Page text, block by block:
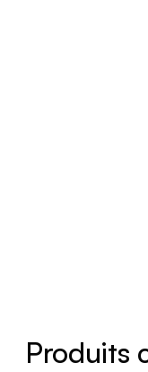
Produits